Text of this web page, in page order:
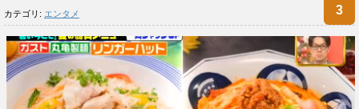
カテゴリ: エンタメ